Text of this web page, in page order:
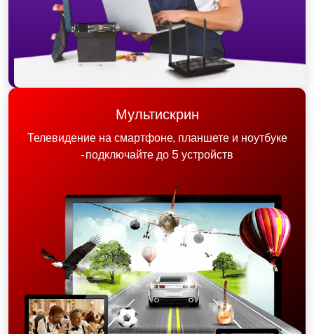
Мультискрин
Телевидение на смартфоне, планшете и ноутбуке
- подключайте до 5 устройств